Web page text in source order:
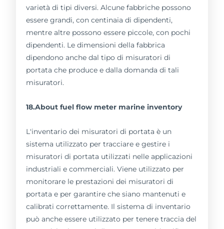
varietà di tipi diversi. Alcune fabbriche possono
essere grandi, con centinaia di dipendenti,
mentre altre possono essere piccole, con pochi
dipendenti. Le dimensioni della fabbrica
dipendono anche dal tipo di misuratori di
portata che produce e dalla domanda di tali
misuratori.
18.About fuel flow meter marine inventory
L'inventario dei misuratori di portata è un
sistema utilizzato per tracciare e gestire i
misuratori di portata utilizzati nelle applicazioni
industriali e commerciali. Viene utilizzato per
monitorare le prestazioni dei misuratori di
portata e per garantire che siano mantenuti e
calibrati correttamente. Il sistema di inventario
può anche essere utilizzato per tenere traccia del